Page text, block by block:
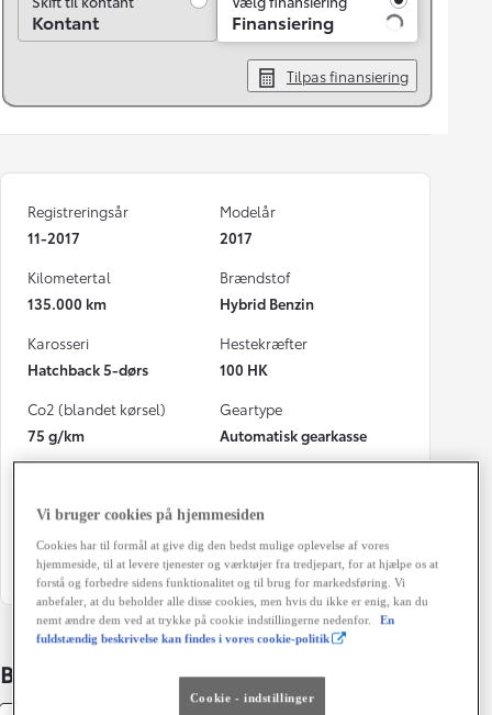
Kontant Finansiering
Tilpas finansiering
Registreringsår
11-2017
Modelår
2017
Kilometertal
135.000 km
Brændstof
Hybrid Benzin
Karosseri
Hatchback 5-dørs
Hestekræfter
100 HK
Co2 (blandet kørsel)
75 g/km
Geartype
Automatisk gearkasse
Grøn ejerafgift (årligt)
1.280 kr.
Bildetaljer
Vi bruger cookies på hjemmesiden
Cookies har til formål at give dig den bedst mulige oplevelse af vores
hjemmeside, til at levere tjenester og værktøjer fra tredjepart, for at hjælpe os at
forstå og forbedre sidens funktionalitet og til brug for markedsføring. Vi
anbefaler, at du beholder alle disse cookies, men hvis du ikke er enig, kan du
nemt ændre dem ved at trykke på cookie indstillingerne nedenfor.
En
fuldstændig beskrivelse kan findes i vores cookie-politik
Cookie - indstillinger